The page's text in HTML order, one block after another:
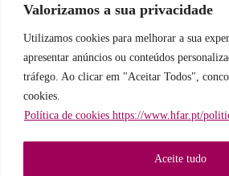
Valorizamos a sua privacidade
Utilizamos cookies para melhorar a sua
apresentar anúncios ou conteúdos
tráfego. Ao clicar em "Aceitar Todos",
cookies.
Política de cookies https://www.hfar.pt/
Aceite tudo